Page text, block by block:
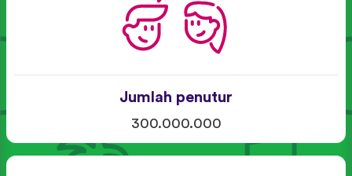
Jumlah penutur
300.000.000